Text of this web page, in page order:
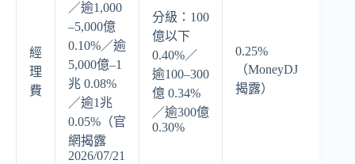
經
理
費
／逾1,000
–5,000億
0.10%／逾
5,000億–1
兆 0.08%
／逾1兆
0.05%（官
網揭露
2026/07/21
分級：100
億以下
0.40%／
逾100–300
億 0.34%
／逾300億
0.30%
0.25%
（MoneyDJ
揭露）